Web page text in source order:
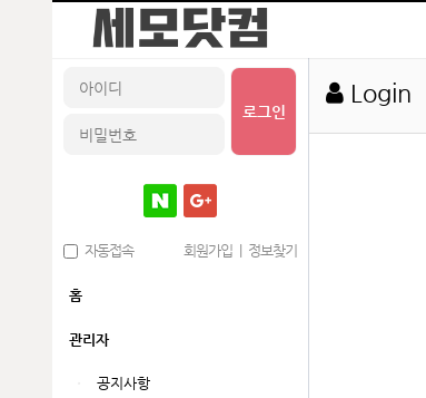
로그인
자동접속 회원가입 정보찾기
홈
관리자
공지사항
Login